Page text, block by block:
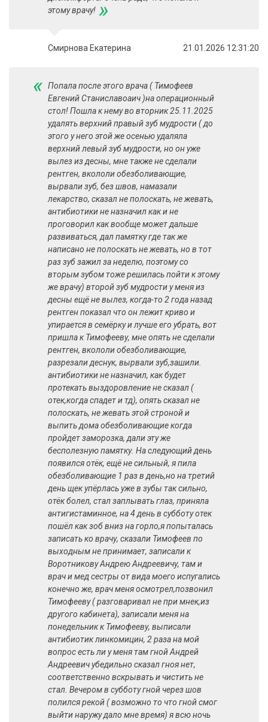
этому врачу! »
Смирнова Екатерина 21.01.2026 12:31:20
« Попала после этого врача ( Тимофеев
Евгений Станиславоаич )на операционный
стол! Пошла к нему во вторник 25.11.2025
удалять верхний правый зуб мудрости ( до
этого у него этой же осенью удаляла
верхний левый зуб мудрости, но он уже
вылез из десны, мне также не сделали
рентген, вкололи обезболивающие,
вырвали зуб, без швов, намазали
лекарство, сказал не полоскать, не жевать,
антибиотики не назначил как и не
проговорил как вообще может дальше
развиваться, дал памятку где так же
написано не полоскать не жевать, но в тот
раз зуб зажил за неделю, поэтому со
вторым зубом тоже решилась пойти к этому
же врачу) второй зуб мудрости у меня из
десны ещё не вылез, когда-то 2 года назад
рентген показал что он лежит криво и
упирается в семёрку и лучше его убрать, вот
пришла к Тимофееву, мне опять не сделали
рентген, вкололи обезболивающие,
разрезали деснук, вырвали зуб,зашили.
антибиотики не назначил, как будет
протекать выздоровление не сказал (
отек,когда спадет и тд), опять сказал не
полоскать, не жевать этой строной и
выпить дома обезболивающие когда
пройдет заморозка, дали эту же
бесполезную памятку. На следующий день
появился отёк, ещё не сильный, я пила
обезболивающие 1 раз в день,но на третий
день щек упёрлась уже в зубы так сильно,
отёк болел, стал заплывать глаз, приняла
антигистаминное, на 4 день в субботу отек
пошёл как зоб вниз на горло,я попыталась
записать ко врачу, сказали Тимофеев по
выходным не принимает, записали к
Воротникову Андрею Андреевичу, там и
врач и мед сестры от вида моего испугались
конечно же, врач меня осмотрел,позвонил
Тимофееву ( разговаривал не при мнек,из
другого кабинета), записали меня на
понедельник к Тимофееву, выписали
антибиотик линкомицин, 2 раза на мой
вопрос есть ли у меня там гной Андрей
Андреевич убедильно сказал гноя нет,
соответственно вскрывать и чистить не
стал. Вечером в субботу гной через шов
полился рекой ( возможно то что гной смог
выйти наружу дало мне время) я всю ночь